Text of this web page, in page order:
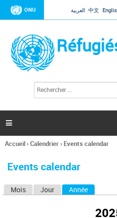
Jump to
ONU العربية 中文
l
c
h
e

Vous
ici
Accueil›Calendrier› Events calendar
Events calendar
Mois Jour Année